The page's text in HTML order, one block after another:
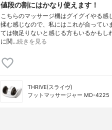
値段の割にはかなり使えます！
こちらのマッサージ機はグイグイやる感
揉む感じなので、私にはこれが合ってい
ては物足りないと感じる方もいるかもし
に関…続きを見る
THRIVE(スライヴ)
フットマッサージャー MD-4225